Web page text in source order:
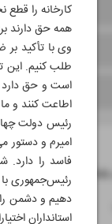
کارخانه را
همه حق دارند
وی با تأکید
طلب کنیم. این
است و حق دارد
اطاعت کنند و
رئیس دولت
امیرم و دستور
فاسد را دارد.
رئیس‌جمهوری
دهیم و دشمن را
استانداران
پ ج